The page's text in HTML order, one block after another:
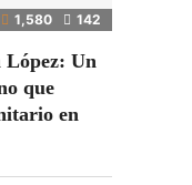
1,580 142
López: Un
que
en